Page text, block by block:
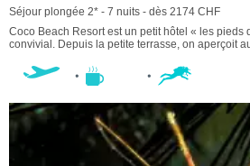
Séjour plongée 2* - 7 nuits - dès 2174 CHF
Coco Beach Resort est un petit hôtel « les pieds
convivial. Depuis la petite terrasse, on aperçoit